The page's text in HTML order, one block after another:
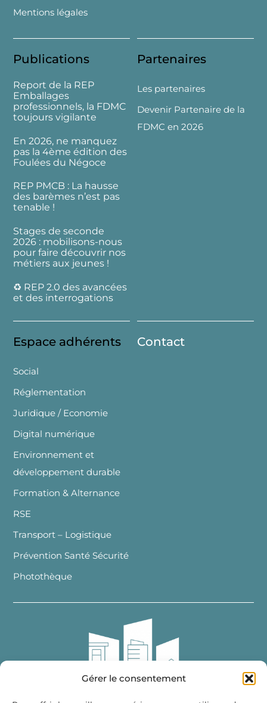
Gérer le consentement
Mentions légales
Publications
Report de la REP
Emballages
professionnels, la FDMC
toujours vigilante
En 2026, ne manquez
pas la 4ème édition des
Foulées du Négoce
REP PMCB : La hausse
des barèmes n’est pas
tenable !
Stages de seconde
2026 : mobilisons-nous
pour faire découvrir nos
métiers aux jeunes !
♻️ REP 2.0 des avancées
et des interrogations
Partenaires
Les partenaires
Devenir Partenaire de la
FDMC en 2026
Espace adhérents
Social
Réglementation
Juridique / Economie
Digital numérique
Environnement et
développement durable
Formation & Alternance
RSE
Transport – Logistique
Prévention Santé Sécurité
Photothèque
Contact